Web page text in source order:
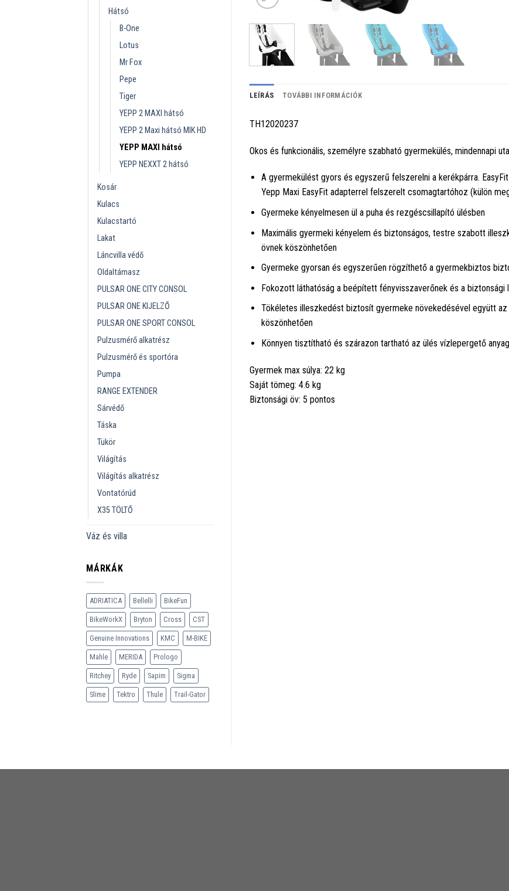
Hátsó
B-One
Lotus
Mr Fox
Pepe
Tiger
YEPP 2 MAXI hátsó
YEPP 2 Maxi hátsó MIK HD
YEPP MAXI hátsó
YEPP NEXXT 2 hátsó
Kosár
Kulacs
Kulacstartó
Lakat
Láncvilla védő
Oldaltámasz
PULSAR ONE CITY CONSOL
PULSAR ONE KIJELZŐ
PULSAR ONE SPORT CONSOL
Pulzusmérő alkatrész
Pulzusmérő és sportóra
Pumpa
RANGE EXTENDER
Sárvédő
Táska
Tükör
Világítás
Világítás alkatrész
Vontatórúd
X35 TÖLTŐ
Váz és villa
MÁRKÁK
ADRIATICA Bellelli BikeFun
BikeWorkX Bryton Cross CST
Genuine Innovations KMC M-BIKE
Mahle MERIDA Prologo
Ritchey Ryde Sapim Sigma
Slime Tektro Thule Trail-Gator
LEÍRÁS TOVÁBBI INFORMÁCIÓK
TH12020237
Okos és funkcionális, személyre szabható gyermekülés, mindennapi
A gyermekülést gyors és egyszerű felszerelni a kerékpárra.
Yepp Maxi EasyFit adapterrel felszerelt csomagtartóhoz (külön
Gyermeke kényelmesen ül a puha és rezgéscsillapító ülésben
Maximális gyermeki kényelem és biztonságos, testre szabott
övnek köszönhetően
Gyermeke gyorsan és egyszerűen rögzíthető a gyermekbiztos
Fokozott láthatóság a beépített fényvisszaverőnek és a
Tökéletes illeszkedést biztosít gyermeke növekedésével együtt
köszönhetően
Könnyen tisztítható és szárazon tartható az ülés vízlepergető
Gyermek max súlya: 22 kg
Saját tömeg: 4.6 kg
Biztonsági öv: 5 pontos